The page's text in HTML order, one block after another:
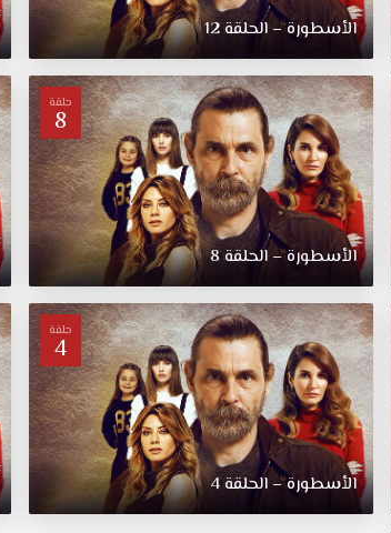
الأسطورة – الحلقة 12
حلقة
8
الأسطورة – الحلقة 8
حلقة
4
الأسطورة – الحلقة 4